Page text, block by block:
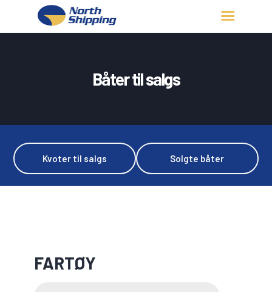
Båter til salgs
Kvoter til salgs Solgte båter
KONTAKT OSS
LOGG INN
FARTØY